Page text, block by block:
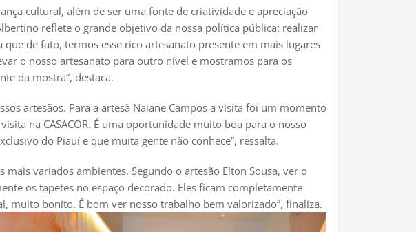
cultural, além de ser uma fonte de criatividade e apreciação
reflete o grande objetivo da nossa política pública: realizar
de fato, termos esse rico artesanato presente em mais lugares
o nosso artesanato para outro nível e mostramos para os
da mostra”, destaca.
artesãos. Para a artesã Naiane Campos a visita foi um momento
na CASACOR. É uma oportunidade muito boa para o nosso
do Piauí e que muita gente não conhece”, ressalta.
variados ambientes. Segundo o artesão Elton Sousa, ver o
os tapetes no espaço decorado. Eles ficam completamente
muito bonito. É bom ver nosso trabalho bem valorizado”, finaliza.